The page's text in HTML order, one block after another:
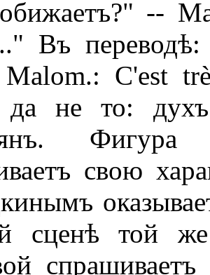
--
Въ
C'est
да не то:
Фигура
свою
сценѣ той